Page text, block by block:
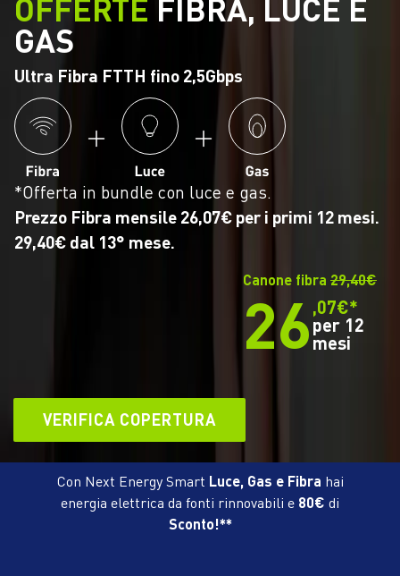
OFFERTE FIBRA, LUCE E
GAS
Ultra Fibra FTTH fino 2,5Gbps
*Offerta in bundle con luce e gas.
Prezzo Fibra mensile 26,07€ per i primi 12 mesi.
29,40€ dal 13° mese.
Canone fibra 29,40€
26,07€*
per 12
mesi
VERIFICA COPERTURA
Con Next Energy Smart Luce, Gas e Fibra hai
energia elettrica da fonti rinnovabili e 80€ di
Sconto!**